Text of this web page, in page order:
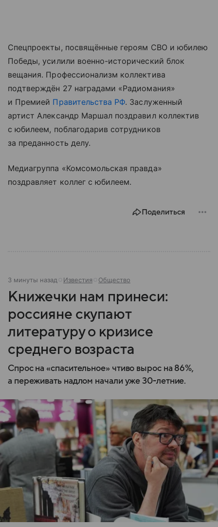
Спецпроекты, посвящённые героям СВО и юбилею
Победы, усилили военно-исторический блок
вещания. Профессионализм коллектива
подтверждён 27 наградами «Радиомания»
и Премией Правительства РФ. Заслуженный
артист Александр Маршал поздравил коллектив
с юбилеем, поблагодарив сотрудников
за преданность делу.
Медиагруппа «Комсомольская правда»
поздравляет коллег с юбилеем.
Поделиться
3 минуты назад Известия Общество
Книжечки нам принеси:
россияне скупают
литературу о кризисе
среднего возраста
Спрос на «спасительное» чтиво вырос на 86%,
а переживать надлом начали уже 30-летние.